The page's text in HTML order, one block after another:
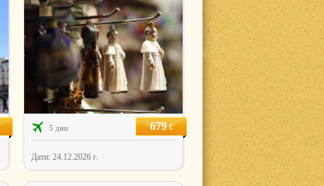
5 дни 679€
Дати: 24.12.2026 г.